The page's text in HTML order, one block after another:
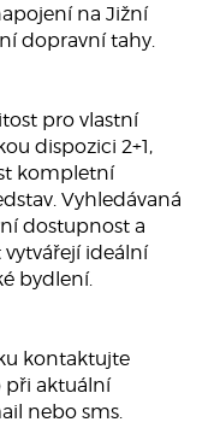
na Jižní
dopravní tahy.
pro vlastní
dispozici 2+1,
kompletní
Vyhledávaná
dostupnost a
ideální
bydlení.
kontaktujte
při aktuální
nebo sms.